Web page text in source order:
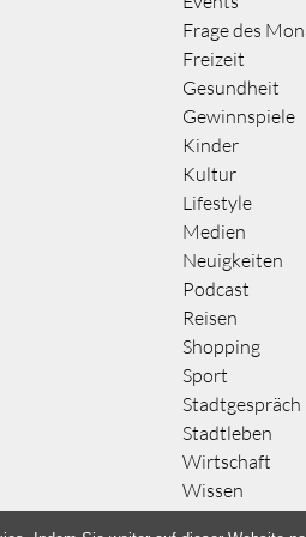
Frage des
Freizeit
Gesundheit
Gewinnspiele
Kinder
Kultur
Lifestyle
Medien
Neuigkeiten
Podcast
Reisen
Shopping
Sport
Stadtgespräch
Stadtleben
Wirtschaft
Wissen